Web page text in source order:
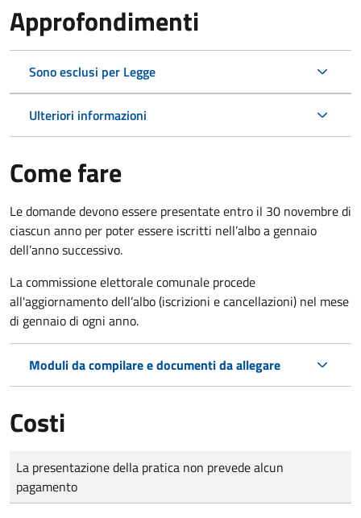
Approfondimenti
Sono esclusi per Legge
Ulteriori informazioni
Come fare
Le domandedevono essere presentate entro il 30 novembre di
ciascun anno per poter essere iscritti nell’albo a gennaio
dell’anno successivo.
La commissione elettorale comunale procede
all'aggiornamento dell’albo (iscrizioni e cancellazioni) nel mese
di gennaio di ogni anno.
Moduli da compilare e documenti da allegare
Costi
Tipo di pagamento
Importo
La presentazione della pratica non prevede alcun
pagamento